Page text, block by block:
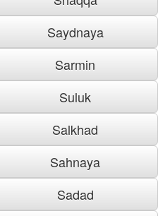
Saydnaya
Sarmin
Suluk
Salkhad
Sahnaya
Sadad